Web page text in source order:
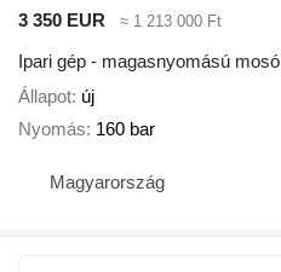
3 350 EUR
≈ 1 213 000 Ft
Ipari gép - magasnyomású mosó
Állapot új
Nyomás 160 bar
Magyarország